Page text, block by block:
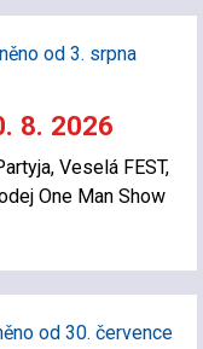
od 3. srpna
8. 2026
Veselá FEST,
One Man Show
od 30. července